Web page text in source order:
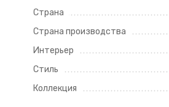
Страна
Страна производства
Интерьер
Стиль
Коллекция